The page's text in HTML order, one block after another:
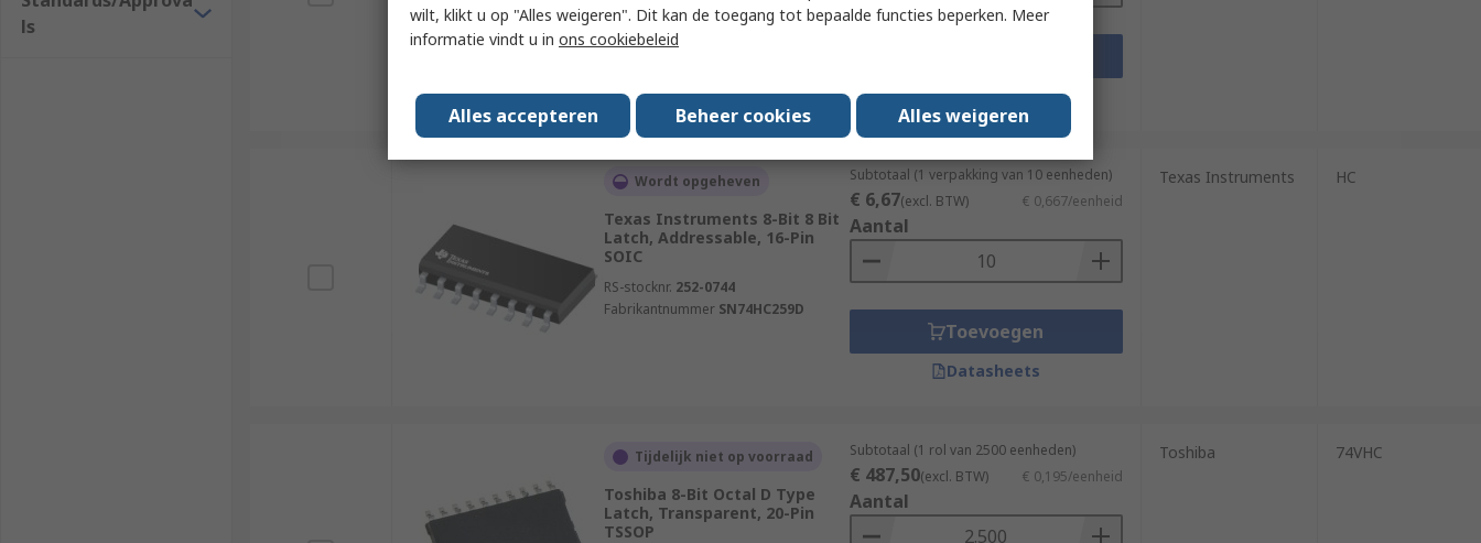
ls
Fabrikantnummer74HC573D
Datasheets
Wordt opgeheven
Texas Instruments 8-Bit 8 Bit
Latch, Addressable, 16-Pin
SOIC
RS-stocknr. 252-0744
Fabrikantnummer SN74HC259D
Subtotaal (1 verpakking van 10 eenheden)
€ 6,67(excl. BTW) € 0,667/eenheid
Aantal
Toevoegen
Datasheets
Texas Instruments HC
Tijdelijk niet op voorraad
Toshiba 8-Bit Octal D Type
Latch, Transparent, 20-Pin
TSSOP
Subtotaal (1 rol van 2500 eenheden)
€ 487,50(excl. BTW) € 0,195/eenheid
Aantal
Toshiba 74VHC
wilt, klikt u op "Alles weigeren". Dit kan de toegang tot bepaalde functies beperken. Meer
informatie vindt u in ons cookiebeleid
Alles accepteren Beheer cookies Alles weigeren